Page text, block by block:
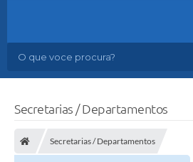
O que voce procura?
Secretarias / Departamentos
Secretarias / Departamentos